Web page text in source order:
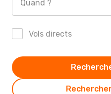
Quand ?
Vols directs